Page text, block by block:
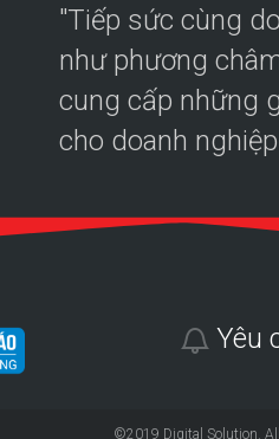
"Tiếp sức cùng
như phương
cung cấp những
cho doanh
Yêu
©2019 Digital Solution.